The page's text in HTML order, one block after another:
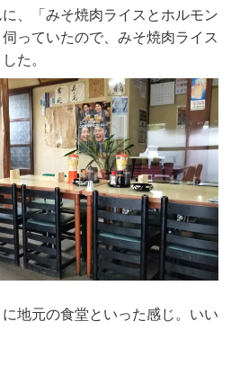
、「みそ焼肉ライスとホルモン
っていたので、みそ焼肉ライス
た。
地元の食堂といった感じ。いい